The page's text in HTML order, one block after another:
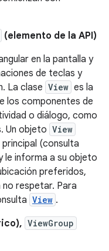
(elemento de la API)
en la pantalla y
de teclas y
La clase View es la
los componentes de
o diálogo, como
Un objeto View
(consulta
le informa a su objeto
preferidos,
respetar. Para
View .
ViewGroup